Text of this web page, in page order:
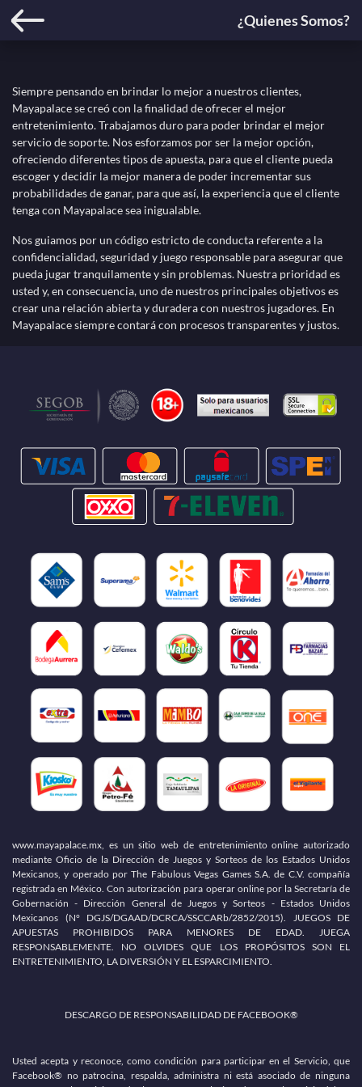
¿Quienes Somos?
Siempre pensando en brindar lo mejor a nuestros clientes,
Mayapalace se creó con la finalidad de ofrecer el mejor
entretenimiento. Trabajamos duro para poder brindar el mejor
servicio de soporte. Nos esforzamos por ser la mejor opción,
ofreciendo diferentes tipos de apuesta, para que el cliente pueda
escoger y decidir la mejor manera de poder incrementar sus
probabilidades de ganar, para que así, la experiencia que el cliente
tenga con Mayapalace sea inigualable.
Nos guiamos por un código estricto de conducta referente a la
confidencialidad, seguridad y juego responsable para asegurar que
pueda jugar tranquilamente y sin problemas. Nuestra prioridad es
usted y, en consecuencia, uno de nuestros principales objetivos es
crear una relación abierta y duradera con nuestros jugadores. En
Mayapalace siempre contará con procesos transparentes y justos.
www.mayapalace.mx, es un sitio web de entretenimiento online autorizado
mediante Oficio de la Dirección de Juegos y Sorteos de los Estados Unidos
Mexicanos, y operado por The Fabulous Vegas Games S.A. de C.V. compañía
registrada en México. Con autorización para operar online por la Secretaría de
Gobernación - Dirección General de Juegos y Sorteos - Estados Unidos
Mexicanos (N° DGJS/DGAAD/DCRCA/SSCCARb/2852/2015). JUEGOS DE
APUESTAS PROHIBIDOS PARA MENORES DE EDAD. JUEGA
RESPONSABLEMENTE. NO OLVIDES QUE LOS PROPÓSITOS SON EL
ENTRETENIMIENTO, LA DIVERSIÓN Y EL ESPARCIMIENTO.
DESCARGO DE RESPONSABILIDAD DE FACEBOOK®
Usted acepta y reconoce, como condición para participar en el Servicio, que
Facebook® no patrocina, respalda, administra ni está asociado de ninguna